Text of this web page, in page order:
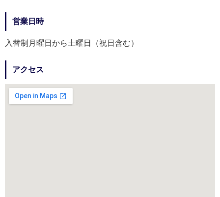
営業日時
入替制月曜日から土曜日（祝日含む）
アクセス